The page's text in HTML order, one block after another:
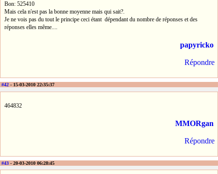
Bon: 525410
Mais cela n'est pas la bonne moyenne mais qui sait?.
Je ne vois pas du tout le principe ceci étant dépendant du nombre de réponses et des
réponses elles même....
papyricko
Répondre
#42 - 15-03-2010 22:35:37
464832
MMORgan
Répondre
#43 - 20-03-2010 06:28:45